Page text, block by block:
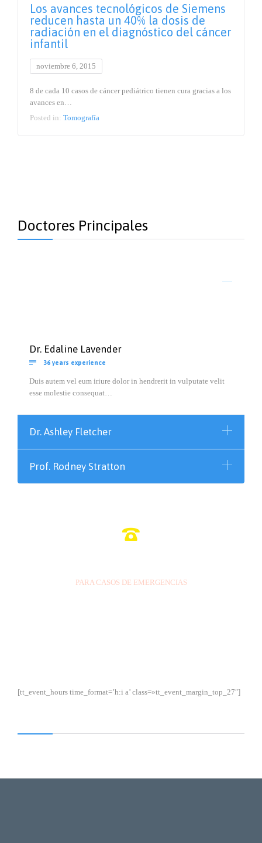
Los avances tecnológicos de Siemens
reducen hasta un 40% la dosis de
radiación en el diagnóstico del cáncer
infantil
noviembre 6, 2015
8 de cada 10 casos de cáncer pediátrico tienen cura gracias a los
avances en…
Posted in: Tomografía
Doctores Principales
Dr. Edaline Lavender
 36 years experience
Duis autem vel eum iriure dolor in hendrerit in vulputate velit
esse molestie consequat…
Dr. Ashley Fletcher
Prof. Rodney Stratton

PARA CASOS DE EMERGENCIAS
[tt_event_hours time_format=’h:i a’ class=»tt_event_margin_top_27″]